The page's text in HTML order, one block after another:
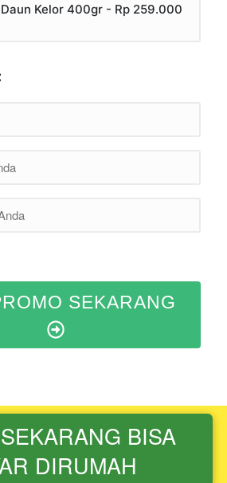
Daun Kelor 400gr - Rp 259.000
SEKARANG
BISA
DIRUMAH